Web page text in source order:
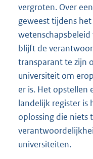
vergroten. Over
geweest tijdens
blijft de
transparant te zijn
universiteit om
er is. Het opstellen
landelijk register is
oplossing die niets
universiteiten.